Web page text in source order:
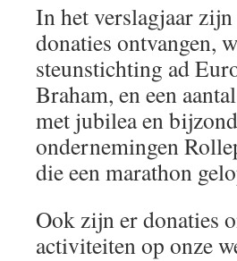
In het verslagjaar
donaties ontvangen,
steunstichting ad
Braham, en een
met jubilea en
ondernemingen
die een marathon
Ook zijn er donaties
activiteiten op onze